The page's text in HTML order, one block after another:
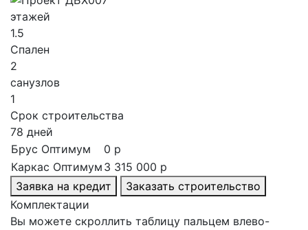
этажей
1.5
Спален
2
санузлов
1
Срок строительства
78 дней
Брус Оптимум
0 p
Каркас Оптимум 3 315 000 p
Заявка на кредит
Заказать строительство
Комплектации
Вы можете скроллить таблицу пальцем влево-